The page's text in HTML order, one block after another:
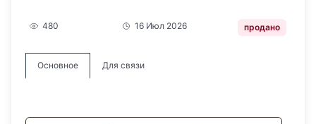
480 16 Июл 2026 продано
Основное Для связи